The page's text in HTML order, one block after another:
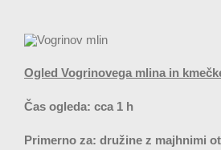
Ogled Vogrinovega mlina in
Čas ogleda: cca 1 h
Primerno za: družine z majhnimi